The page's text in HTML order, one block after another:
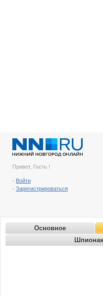
Привет, Гость !
- Войти
- Зарегистрироваться
Основное